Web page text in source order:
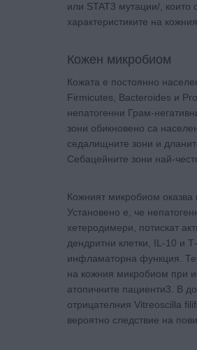
или STAT3 мутации/,
характеристиките на
Кожен микробиом
Кожата е постоянно
Firmicutes, Bacteroides и
непатогенни Грам-
зони обикновено са
седалищните зони и
Себацейните зони най-
Кожният микробиом
Установено е, че
хетеродимери, потискат
дендритни клетки, IL-10 и
инфламаторна функция.
на кожния микробиом при
атопичните пациенти3. В
отрицателния Vitreoscilla
вероятно следствие на